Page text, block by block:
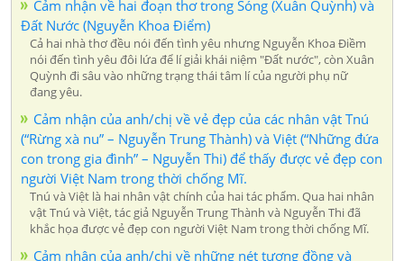
Cảm nhận về hai đoạn thơ trong Sóng (Xuân Quỳnh) và
Đất Nước (Nguyễn Khoa Điểm)
Cả hai nhà thơ đều nói đến tình yêu nhưng Nguyễn Khoa Điềm
nói đến tình yêu đôi lứa để lí giải khái niệm "Đất nước", còn Xuân
Quỳnh đi sâu vào những trạng thái tâm lí của người phụ nữ
đang yêu.
Cảm nhận của anh/chị về vẻ đẹp của các nhân vật Tnú
(“Rừng xà nu” – Nguyễn Trung Thành) và Việt (“Những đứa
con trong gia đình” – Nguyễn Thi) để thấy được vẻ đẹp con
người Việt Nam trong thời chống Mĩ.
Tnú và Việt là hai nhân vật chính của hai tác phẩm. Qua hai nhân
vật Tnú và Việt, tác giả Nguyễn Trung Thành và Nguyễn Thi đã
khắc họa được vẻ đẹp con người Việt Nam trong thời chống Mĩ.
Cảm nhận của anh/chị về những nét tương đồng và